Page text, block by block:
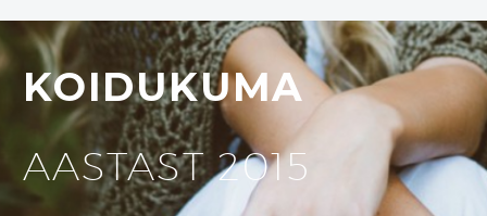
KOIDUKUMA
AASTAST 2015